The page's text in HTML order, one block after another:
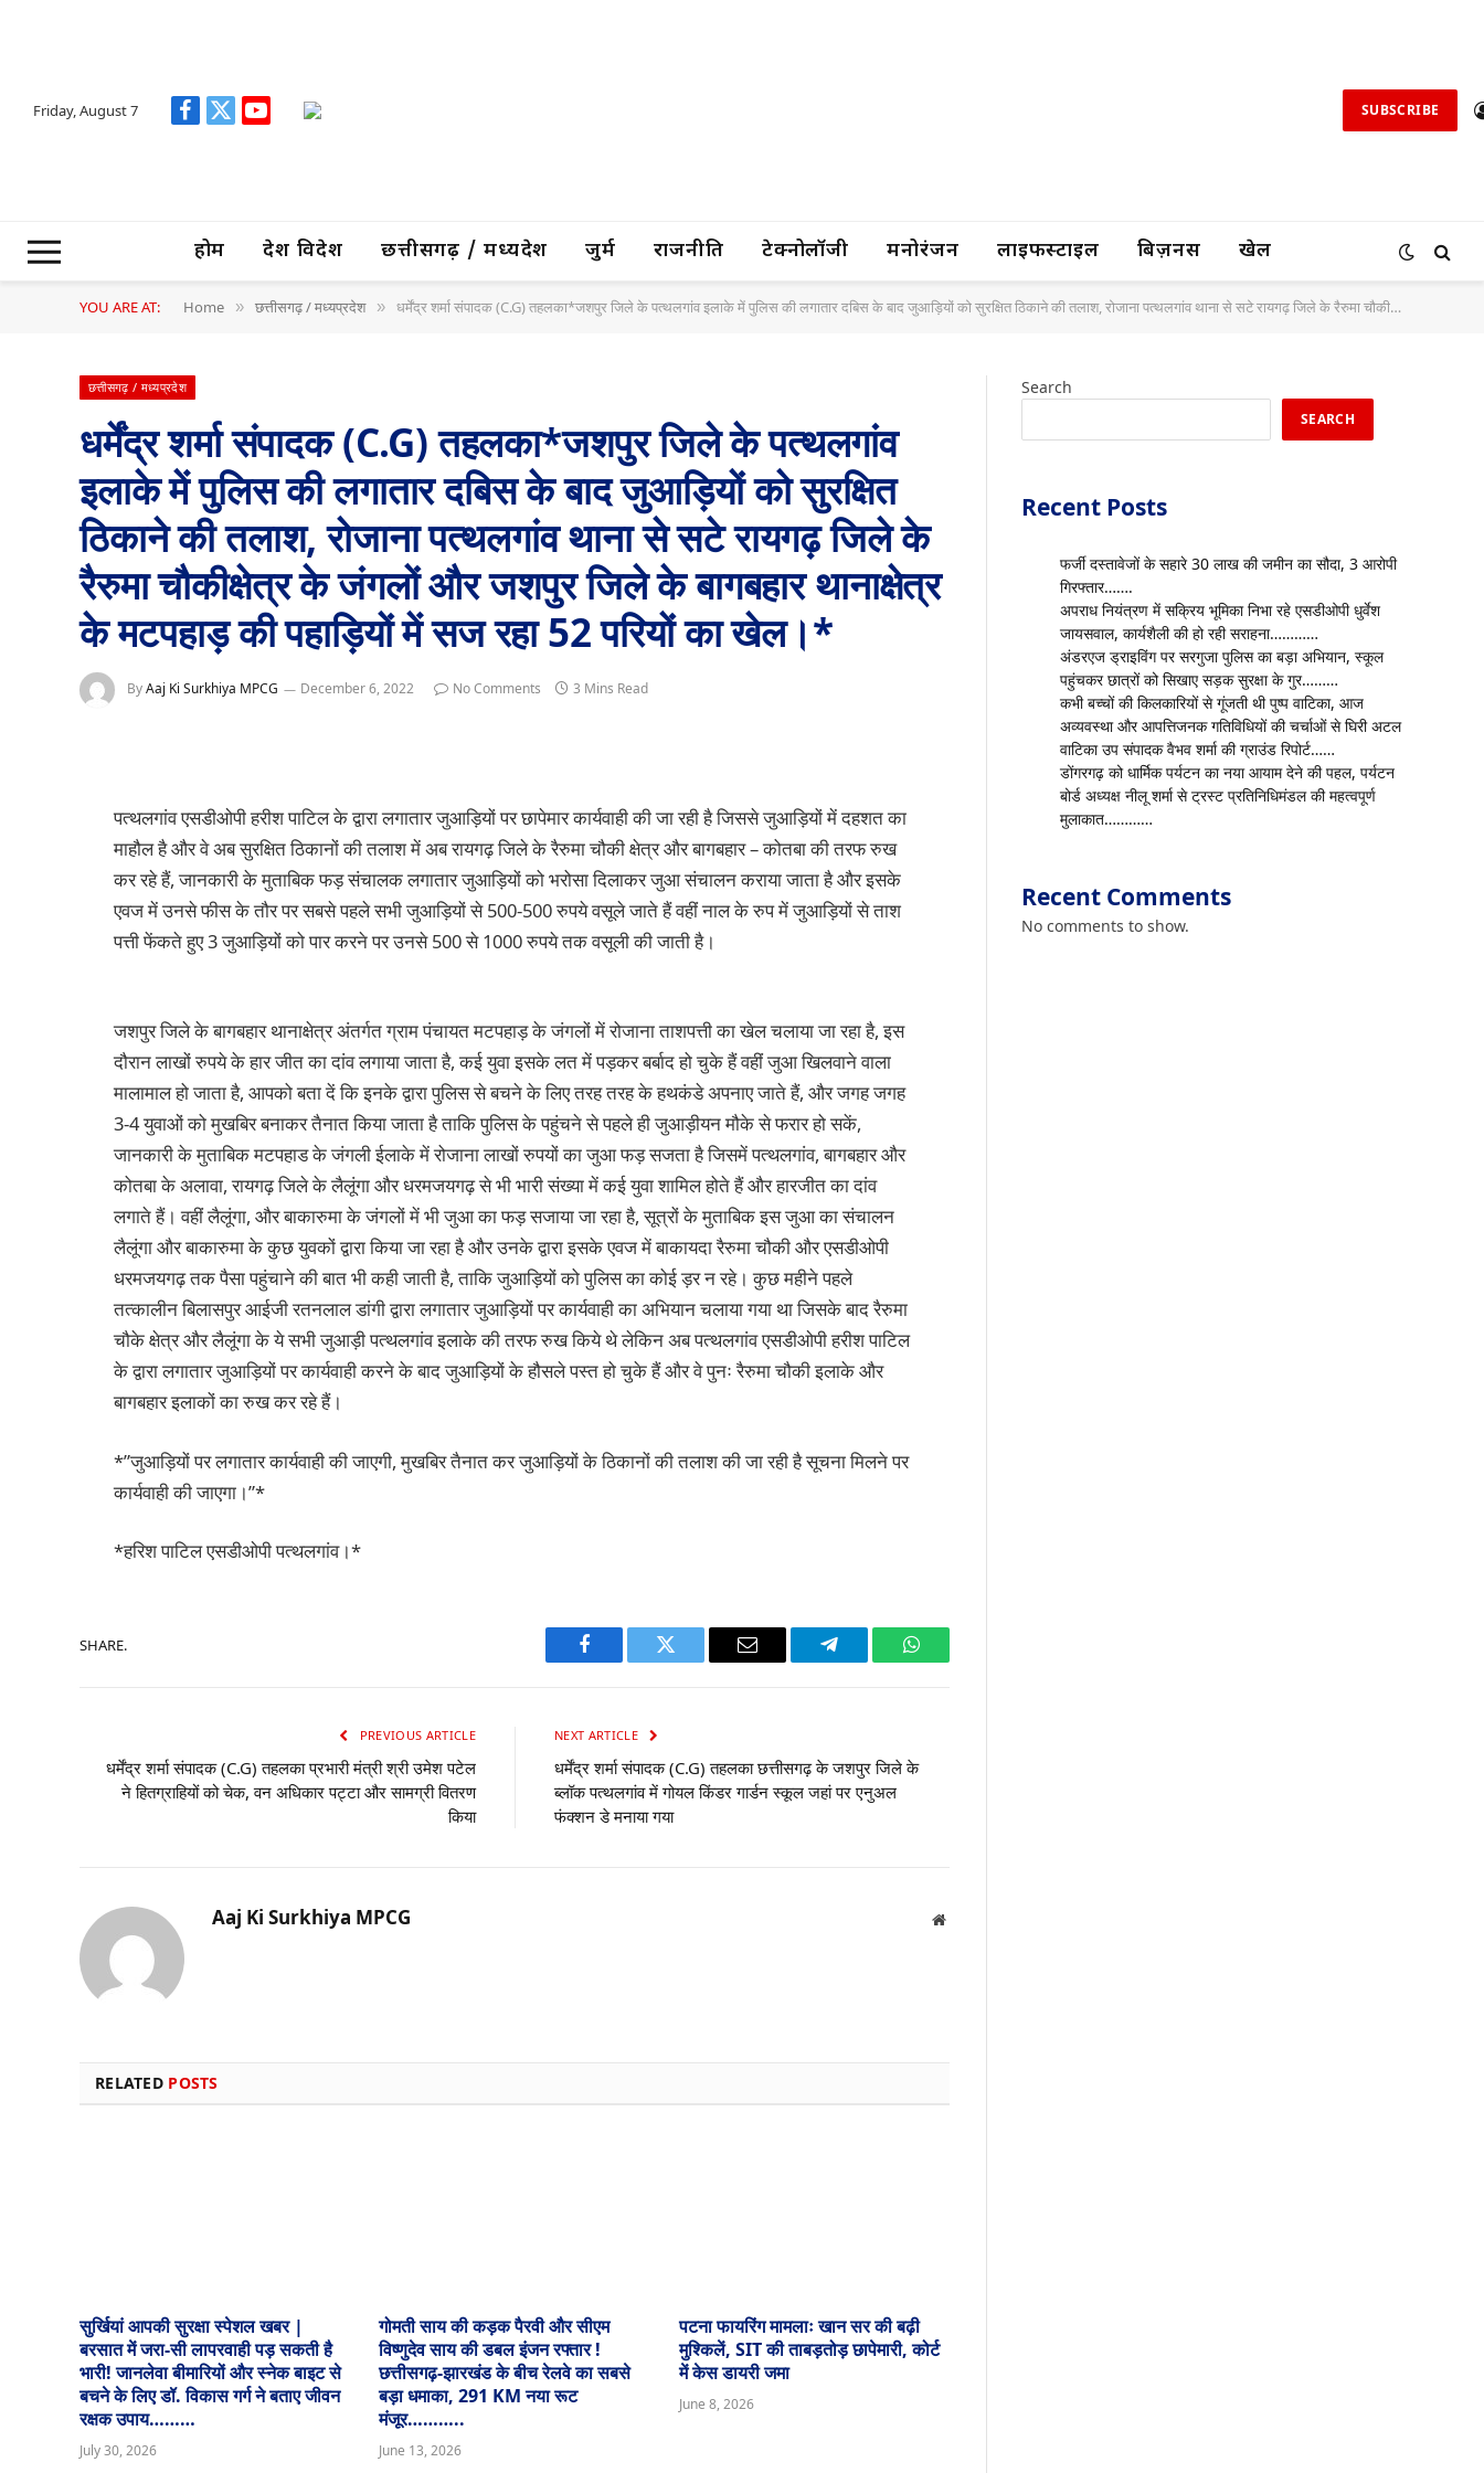
Friday, August 7 Facebook
X
YouTube SUBSCRIBE
होम देश विदेश छत्तीसगढ़ / मध्यप्रदेश जुर्म राजनीति टेक्नोलॉजी मनोरंजन लाइफस्टाइल बिज़नस खेल
YOU ARE AT: Home » छत्तीसगढ़ / मध्यप्रदेश » धर्मेंद्र शर्मा संपादक (C.G) तहलका*जशपुर जिले के पत्थलगांव इलाके में पुलिस की लगातार दबिस के बाद जुआड़ियों को सुरक्षित ठिकाने की तलाश, रोजाना पत्थलगांव थाना से सटे रायगढ़ जिले के रैरुमा चौकीक्षेत्र के जंगलों और जशपुर जिले के बागबहार थानाक्षेत्र के मटपहाड़ की पहाड़ियों में सज रहा 52 परियों का खेल।*
छत्तीसगढ़ / मध्यप्रदेश
धर्मेंद्र शर्मा संपादक (C.G) तहलका*जशपुर जिले के पत्थलगांव
इलाके में पुलिस की लगातार दबिस के बाद जुआड़ियों को सुरक्षित
ठिकाने की तलाश, रोजाना पत्थलगांव थाना से सटे रायगढ़ जिले के
रैरुमा चौकीक्षेत्र के जंगलों और जशपुर जिले के बागबहार थानाक्षेत्र
के मटपहाड़ की पहाड़ियों में सज रहा 52 परियों का खेल।*
ByAaj Ki Surkhiya MPCG December 6, 2022 No Comments 3 Mins Read
पत्थलगांव एसडीओपी हरीश पाटिल के द्वारा लगातार जुआड़ियों पर छापेमार कार्यवाही की जा रही है जिससे जुआड़ियों में दहशत का
माहौल है और वे अब सुरक्षित ठिकानों की तलाश में अब रायगढ़ जिले के रैरुमा चौकी क्षेत्र और बागबहार – कोतबा की तरफ रुख
कर रहे हैं, जानकारी के मुताबिक फड़ संचालक लगातार जुआड़ियों को भरोसा दिलाकर जुआ संचालन कराया जाता है और इसके
एवज में उनसे फीस के तौर पर सबसे पहले सभी जुआड़ियों से 500-500 रुपये वसूले जाते हैं वहीं नाल के रुप में जुआड़ियों से ताश
पत्ती फेंकते हुए 3 जुआड़ियों को पार करने पर उनसे 500 से 1000 रुपये तक वसूली की जाती है।
जशपुर जिले के बागबहार थानाक्षेत्र अंतर्गत ग्राम पंचायत मटपहाड़ के जंगलों में रोजाना ताशपत्ती का खेल चलाया जा रहा है, इस
दौरान लाखों रुपये के हार जीत का दांव लगाया जाता है, कई युवा इसके लत में पड़कर बर्बाद हो चुके हैं वहीं जुआ खिलवाने वाला
मालामाल हो जाता है, आपको बता दें कि इनके द्वारा पुलिस से बचने के लिए तरह तरह के हथकंडे अपनाए जाते हैं, और जगह जगह
3-4 युवाओं को मुखबिर बनाकर तैनात किया जाता है ताकि पुलिस के पहुंचने से पहले ही जुआड़ीयन मौके से फरार हो सकें,
जानकारी के मुताबिक मटपहाड के जंगली ईलाके में रोजाना लाखों रुपयों का जुआ फड़ सजता है जिसमें पत्थलगांव, बागबहार और
कोतबा के अलावा, रायगढ़ जिले के लैलूंगा और धरमजयगढ़ से भी भारी संख्या में कई युवा शामिल होते हैं और हारजीत का दांव
लगाते हैं। वहीं लैलूंगा, और बाकारुमा के जंगलों में भी जुआ का फड़ सजाया जा रहा है, सूत्रों के मुताबिक इस जुआ का संचालन
लैलूंगा और बाकारुमा के कुछ युवकों द्वारा किया जा रहा है और उनके द्वारा इसके एवज में बाकायदा रैरुमा चौकी और एसडीओपी
धरमजयगढ़ तक पैसा पहुंचाने की बात भी कही जाती है, ताकि जुआड़ियों को पुलिस का कोई ड़र न रहे। कुछ महीने पहले
तत्कालीन बिलासपुर आईजी रतनलाल डांगी द्वारा लगातार जुआड़ियों पर कार्यवाही का अभियान चलाया गया था जिसके बाद रैरुमा
चौके क्षेत्र और लैलूंगा के ये सभी जुआड़ी पत्थलगांव इलाके की तरफ रुख किये थे लेकिन अब पत्थलगांव एसडीओपी हरीश पाटिल
के द्वारा लगातार जुआड़ियों पर कार्यवाही करने के बाद जुआड़ियों के हौसले पस्त हो चुके हैं और वे पुनः रैरुमा चौकी इलाके और
बागबहार इलाकों का रुख कर रहे हैं।
*”जुआड़ियों पर लगातार कार्यवाही की जाएगी, मुखबिर तैनात कर जुआड़ियों के ठिकानों की तलाश की जा रही है सूचना मिलने पर
कार्यवाही की जाएगा।”*
*हरिश पाटिल एसडीओपी पत्थलगांव।*
SHARE.
Facebook Twitter Email Telegram WhatsApp
PREVIOUS ARTICLE
धर्मेंद्र शर्मा संपादक (C.G) तहलका प्रभारी मंत्री श्री उमेश पटेल
ने हितग्राहियों को चेक, वन अधिकार पट्टा और सामग्री वितरण
किया
NEXT ARTICLE
धर्मेंद्र शर्मा संपादक (C.G) तहलका छत्तीसगढ़ के जशपुर जिले के
ब्लॉक पत्थलगांव में गोयल किंडर गार्डन स्कूल जहां पर एनुअल
फंक्शन डे मनाया गया
Aaj Ki Surkhiya MPCG Website
RELATED POSTS
सुर्खियां आपकी सुरक्षा स्पेशल खबर |
बरसात में जरा-सी लापरवाही पड़ सकती है
भारी! जानलेवा बीमारियों और स्नेक बाइट से
बचने के लिए डॉ. विकास गर्ग ने बताए जीवन
रक्षक उपाय………
July 30, 2026
गोमती साय की कड़क पैरवी और सीएम
विष्णुदेव साय की डबल इंजन रफ्तार !
छत्तीसगढ़-झारखंड के बीच रेलवे का सबसे
बड़ा धमाका, 291 KM नया रूट
मंजूर………..
June 13, 2026
पटना फायरिंग मामलाः खान सर की बढ़ी
मुश्किलें, SIT की ताबड़तोड़ छापेमारी, कोर्ट
में केस डायरी जमा
June 8, 2026
Search
SEARCH
Recent Posts
फर्जी दस्तावेजों के सहारे 30 लाख की जमीन का सौदा, 3 आरोपी
गिरफ्तार…….
अपराध नियंत्रण में सक्रिय भूमिका निभा रहे एसडीओपी धुर्वेश
जायसवाल, कार्यशैली की हो रही सराहना…………
अंडरएज ड्राइविंग पर सरगुजा पुलिस का बड़ा अभियान, स्कूल
पहुंचकर छात्रों को सिखाए सड़क सुरक्षा के गुर………
कभी बच्चों की किलकारियों से गूंजती थी पुष्प वाटिका, आज
अव्यवस्था और आपत्तिजनक गतिविधियों की चर्चाओं से घिरी अटल
वाटिका उप संपादक वैभव शर्मा की ग्राउंड रिपोर्ट……
डोंगरगढ़ को धार्मिक पर्यटन का नया आयाम देने की पहल, पर्यटन
बोर्ड अध्यक्ष नीलू शर्मा से ट्रस्ट प्रतिनिधिमंडल की महत्वपूर्ण
मुलाकात…………
Recent Comments
No comments to show.